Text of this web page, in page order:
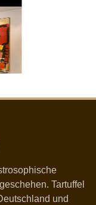
Tartuffel
und